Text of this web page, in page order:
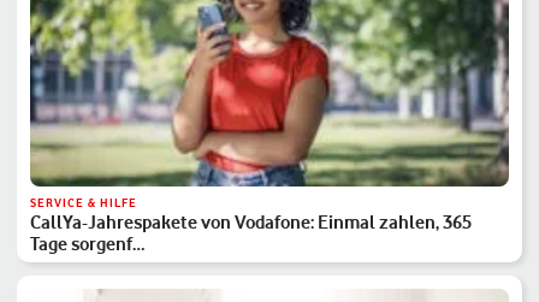
SERVICE & HILFE
CallYa-Jahrespakete von Vodafone: Einmal zahlen, 365
Tage sorgenf…